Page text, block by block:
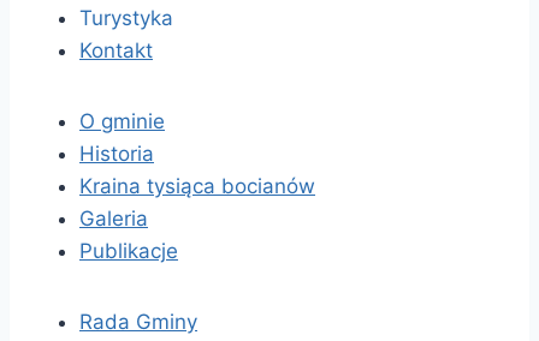
Turystyka
Kontakt
O gminie
Historia
Kraina tysiąca bocianów
Galeria
Publikacje
Rada Gminy